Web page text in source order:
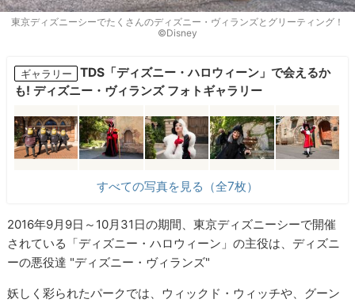
東京ディズニーシーでたくさんのディズニー・ヴィランズとグリーティング！
©Disney
ギャラリー
TDS「ディズニー・ハロウィーン」で会えるか
も! ディズニー・ヴィランズ フォトギャラリー
すべての写真を見る（全7枚）
2016年9月9日～10月31日の期間、東京ディズニーシーで開催
されている「ディズニー・ハロウィーン」の主役は、ディズニ
ーの悪役達 "ディズニー・ヴィランズ"
妖しく彩られたパークでは、ウィックド・ウィッチや、グーン